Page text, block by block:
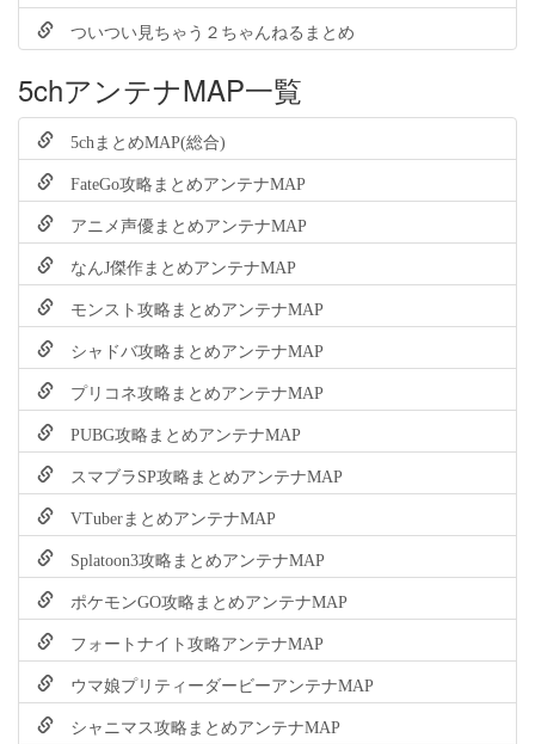
ついつい見ちゃう２ちゃんねるまとめ
5chアンテナMAP一覧
5chまとめMAP(総合)
FateGo攻略まとめアンテナMAP
アニメ声優まとめアンテナMAP
なんJ傑作まとめアンテナMAP
モンスト攻略まとめアンテナMAP
シャドバ攻略まとめアンテナMAP
プリコネ攻略まとめアンテナMAP
PUBG攻略まとめアンテナMAP
スマブラSP攻略まとめアンテナMAP
VTuberまとめアンテナMAP
Splatoon3攻略まとめアンテナMAP
ポケモンGO攻略まとめアンテナMAP
フォートナイト攻略アンテナMAP
ウマ娘プリティーダービーアンテナMAP
シャニマス攻略まとめアンテナMAP